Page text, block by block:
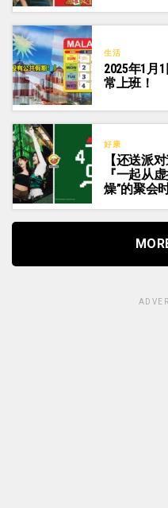
生活
2025年1月
常上班！
好康
【还送派
『一起从
燥”的聚会